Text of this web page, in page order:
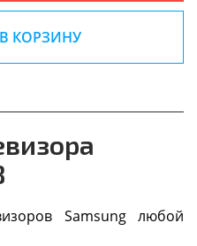
КОРЗИНУ
Samsung любой